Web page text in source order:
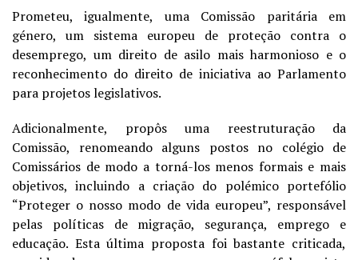
Prometeu, igualmente, uma Comissão paritária em
género, um sistema europeu de proteção contra o
desemprego, um direito de asilo mais harmonioso e o
reconhecimento do direito de iniciativa ao Parlamento
para projetos legislativos.
Adicionalmente, propôs uma reestruturação da
Comissão, renomeando alguns postos no colégio de
Comissários de modo a torná-los menos formais e mais
objetivos, incluindo a criação do polémico portefólio
“Proteger o nosso modo de vida europeu”, responsável
pelas políticas de migração, segurança, emprego e
educação. Esta última proposta foi bastante criticada,